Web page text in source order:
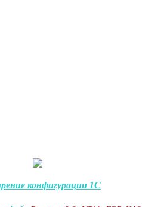
конфигурации 1С